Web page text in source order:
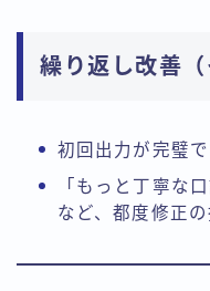
繰り返し改善（
初回出力が完璧で
「もっと丁寧な
など、都度修正